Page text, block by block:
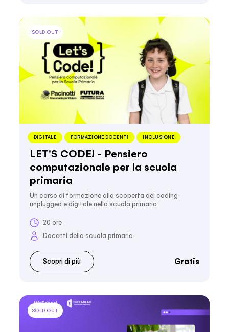
SOLD OUT
DIGITALE FORMAZIONE DOCENTI INCLUSIONE
LET'S CODE! - Pensiero
computazionale per la scuola
primaria
Un corso di formazione alla scoperta del coding
unplugged e digitale nella scuola primaria
20 ore
Docenti della scuola primaria
Scopri di più Gratis
SOLD OUT